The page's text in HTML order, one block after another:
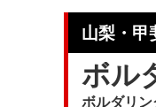
山梨・甲
ボル
ボルダリ